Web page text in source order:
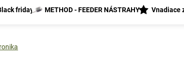
friday METHOD - FEEDER NÁSTRAHY Vnadiace